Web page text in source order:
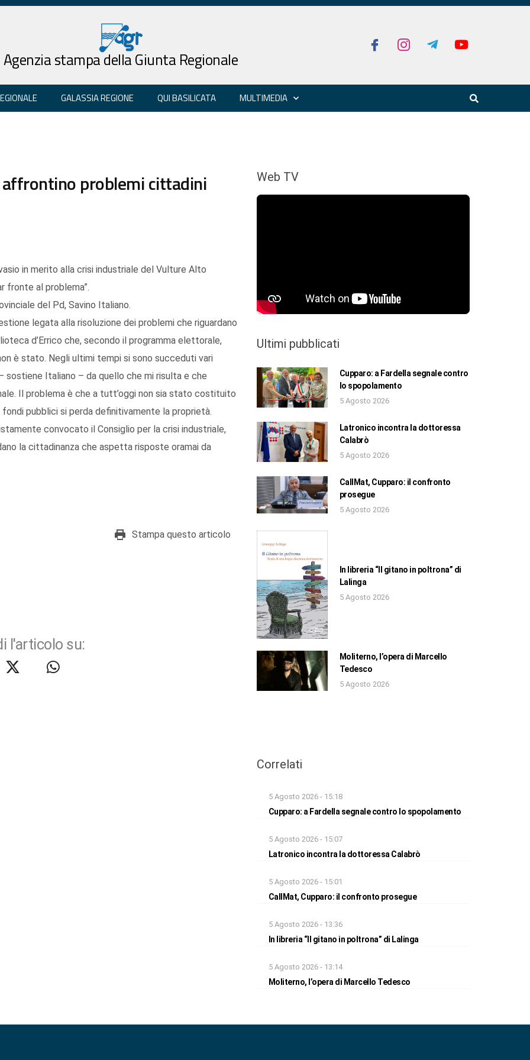
Agenzia stampa della Giunta Regionale
GALASSIA REGIONE QUI BASILICATA MULTIMEDIA
affrontino problemi cittadini
in merito alla crisi industriale del Vulture Alto
fronte al problema”.
del Pd, Savino Italiano.
legata alla risoluzione dei problemi che riguardano
d’Errico che, secondo il programma elettorale,
è stato. Negli ultimi tempi si sono succeduti vari
Italiano – da quello che mi risulta e che
Il problema è che a tutt’oggi non sia stato costituito
pubblici si perda definitivamente la proprietà.
convocato il Consiglio per la crisi industriale,
la cittadinanza che aspetta risposte oramai da
Stampa questo articolo
l'articolo su:
Web TV
Ultimi pubblicati
Cupparo: a Fardella segnale contro
lo spopolamento
5 Agosto 2026
Latronico incontra la dottoressa
Calabrò
5 Agosto 2026
CallMat, Cupparo: il confronto
prosegue
5 Agosto 2026
In libreria “Il gitano in poltrona” di
Lalinga
5 Agosto 2026
Moliterno, l’opera di Marcello
Tedesco
5 Agosto 2026
Correlati
5 Agosto 2026 - 15:18
Cupparo: a Fardella segnale contro lo spopolamento
5 Agosto 2026 - 15:07
Latronico incontra la dottoressa Calabrò
5 Agosto 2026 - 15:01
CallMat, Cupparo: il confronto prosegue
5 Agosto 2026 - 13:36
In libreria “Il gitano in poltrona” di Lalinga
5 Agosto 2026 - 13:14
Moliterno, l’opera di Marcello Tedesco